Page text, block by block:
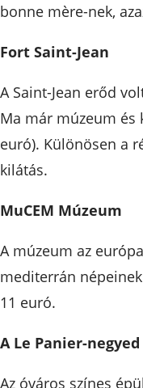
bonne mère-nek,
Fort Saint-Jean
A Saint-Jean erőd
Ma már múzeum és
euró). Különösen a
kilátás.
MuCEM Múzeum
A múzeum az
mediterrán
11 euró.
A Le Panier-negyed
Az óváros színes